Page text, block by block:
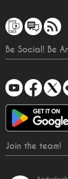
Be Social! Be
Join the team!